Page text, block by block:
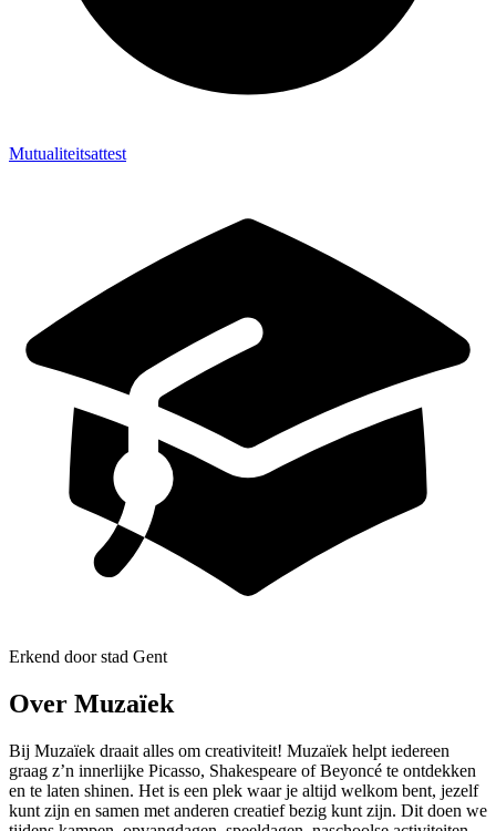
Mutualiteitsattest
Erkend door stad Gent
Over Muzaïek
Bij Muzaïek draait alles om creativiteit! Muzaïek helpt iedereen
graag z’n innerlijke Picasso, Shakespeare of Beyoncé te ontdekken
en te laten shinen. Het is een plek waar je altijd welkom bent, jezelf
kunt zijn en samen met anderen creatief bezig kunt zijn. Dit doen we